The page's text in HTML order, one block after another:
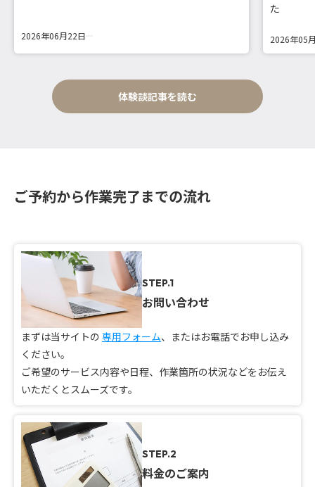
2026年06月22日
た
2026年05
体験談記事を読む
ご予約から作業完了までの流れ
STEP.1
お問い合わせ
まずは当サイトの 専用フォーム、またはお電話でお申し込み
ください。
ご希望のサービス内容や日程、作業箇所の状況などをお伝え
いただくとスムーズです。
STEP.2
料金のご案内